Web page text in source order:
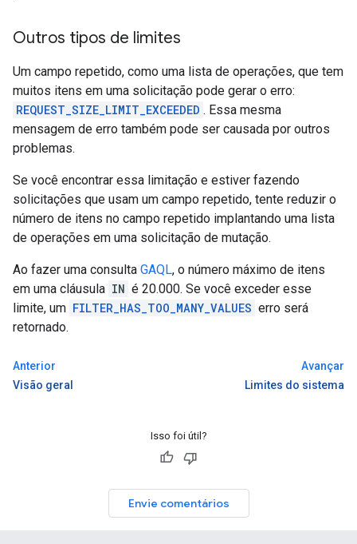
Outros tipos de limites
Um campo repetido, como uma lista de operações, que tem
muitos itens em uma solicitação pode gerar o erro:
REQUEST_SIZE_LIMIT_EXCEEDED . Essa mesma
mensagem de erro também pode ser causada por outros
problemas.
Se você encontrar essa limitação e estiver fazendo
solicitações que usam um campo repetido, tente reduzir o
número de itens no campo repetido implantando uma lista
de operações em uma solicitação de mutação.
Ao fazer uma consulta GAQL, o número máximo de itens
em uma cláusula IN é 20.000. Se você exceder esse
limite, um FILTER_HAS_TOO_MANY_VALUES erro será
retornado.
Anterior
Visão geral
Avançar
Limites do sistema
Isso foi útil?
Envie comentários